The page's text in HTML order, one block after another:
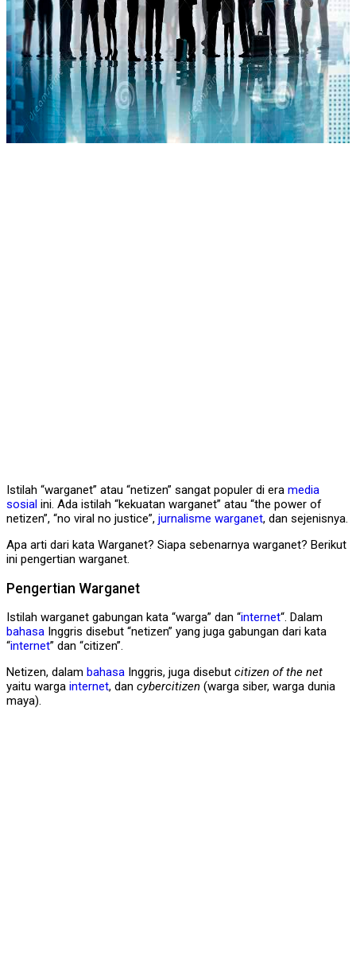
Istilah “warganet” atau “netizen” sangat populer di era media
sosial ini. Ada istilah “kekuatan warganet” atau “the power of
netizen”, “no viral no justice”, jurnalisme warganet, dan sejenisnya.
Apa arti dari kata Warganet? Siapa sebenarnya warganet? Berikut
ini pengertian warganet.
Pengertian Warganet
Istilah warganet gabungan kata “warga” dan “internet“. Dalam
bahasa Inggris disebut “netizen” yang juga gabungan dari kata
“internet” dan “citizen”.
Netizen, dalam bahasa Inggris, juga disebut citizen of the net
yaitu warga internet, dan cybercitizen (warga siber, warga dunia
maya).